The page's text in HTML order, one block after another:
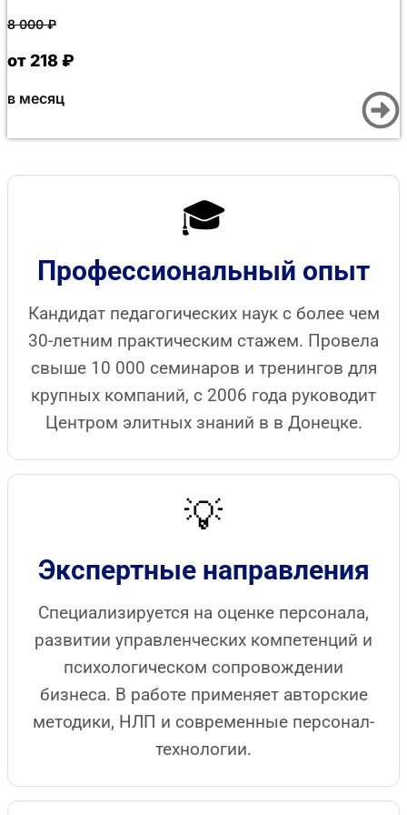
успешного прохождения итогового контроля в
Moodle данные автоматически направляются в
Битрикс24. Там создаются образовательный
документ и приказ, заверенные УКЭП учебного
занимает до 30 минут, что обеспечивает быструю
внесение сведений в ФРДО. Обучение в Донецке и
графике без отрыва от основной деятельности.
8 000₽
от 218 ₽
в месяц
🎓
Профессиональный опыт
Кандидат педагогических наук с более чем
30-летним практическим стажем. Провела
свыше 10 000 семинаров и тренингов для
крупных компаний, с 2006 года руководит
Центром элитных знаний в в Донецке.
💡
Экспертные направления
Специализируется на оценке персонала,
развитии управленческих компетенций и
психологическом сопровождении
бизнеса. В работе применяет авторские
методики, НЛП и современные персонал-
технологии.